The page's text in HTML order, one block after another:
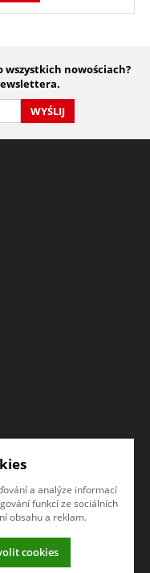
wszystkich nowościach?
WYŚLIJ
dowiedzieć się wiecej.
a analýze informací
funkcí ze sociálních
obsahu a reklam.
cookies